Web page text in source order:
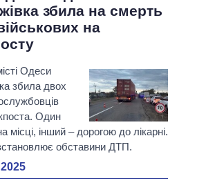
збила на смерть
на
Одеси
збила двох
Один
місці, інший – дорогою до лікарні.
обставини ДТП.